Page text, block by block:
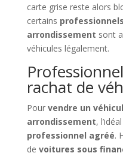
carte grise reste alors
certains
arrondissement sont
véhicules légalement.
rachat de
Pour vendre un
arrondissement,
professionnel agréé.
de voitures sous